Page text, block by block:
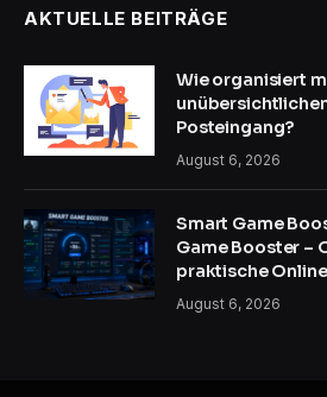
AKTUELLE BEITRÄGE
Wie organisiert
Posteingang?
August 6, 2026
Smart Game
Game Booster –
praktische
August 6, 2026